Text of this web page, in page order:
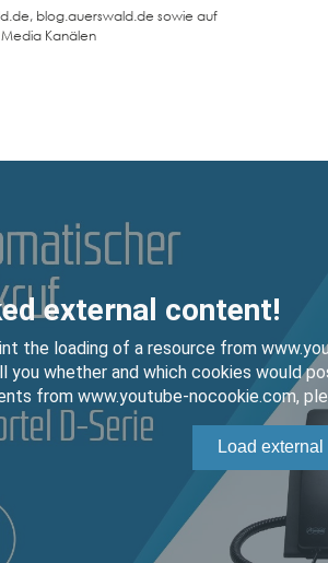
blog.auerswald.de sowie auf
Kanälen